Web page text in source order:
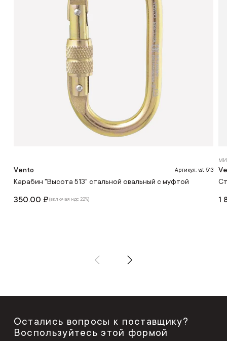
Vento Артикул: vst 513
Карабин "Высота 513" стальной овальный с муфтой
350.00 ₽(включая ндс 22%) 1
Остались вопросы к поставщику?
Воспользуйтесь этой формой